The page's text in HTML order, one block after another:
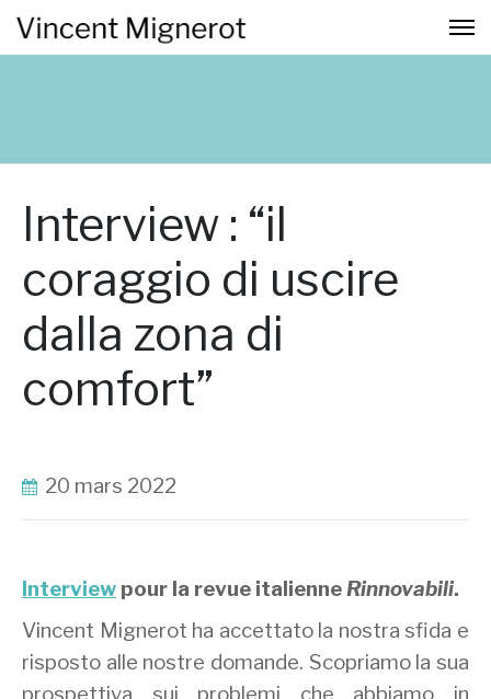
Interview : “il
coraggio di uscire
dalla zona di
comfort”
20 mars 2022
Interview pour la revue italienneRinnovabili.
Vincent Mignerot ha accettato la nostra sfida e
risposto alle nostre domande. Scopriamo la sua